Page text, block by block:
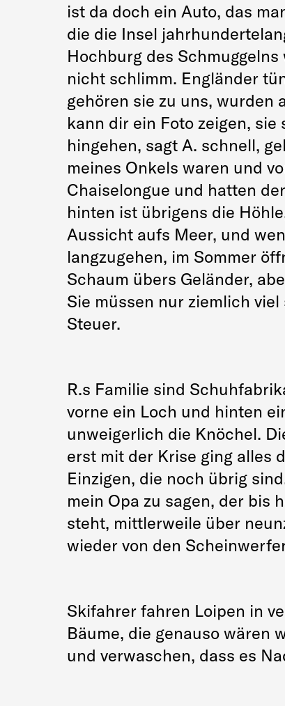
ist da doch ein Auto, das
die die Insel
Hochburg des
nicht schlimm. Engländer
gehören sie zu uns, wurden
kann dir ein Foto zeigen,
hingehen, sagt A. schnell,
meines Onkels waren und
Chaiselongue und hatten
hinten ist übrigens die
Aussicht aufs Meer, und
langzugehen, im Sommer
Schaum übers Geländer,
Sie müssen nur ziemlich
Steuer.
R.s Familie sind
vorne ein Loch und hinten
unweigerlich die Knöchel.
erst mit der Krise ging alles
Einzigen, die noch übrig
mein Opa zu sagen, der bis
steht, mittlerweile über
wieder von den
Skifahrer fahren Loipen in
Bäume, die genauso wären
und verwaschen, dass es